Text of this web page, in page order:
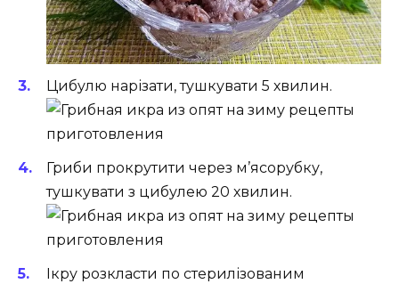
Цибулю нарізати, тушкувати 5 хвилин.
Гриби прокрутити через м’ясорубку,
тушкувати з цибулею 20 хвилин.
Ікру розкласти по стерилізованим